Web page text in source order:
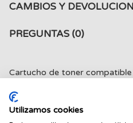
CAMBIOS Y
PREGUNTAS (0)
Cartucho de toner
L3510CDW BROTHER DCP-
L3210CW BROTHER HL-
Utilizamos cookies